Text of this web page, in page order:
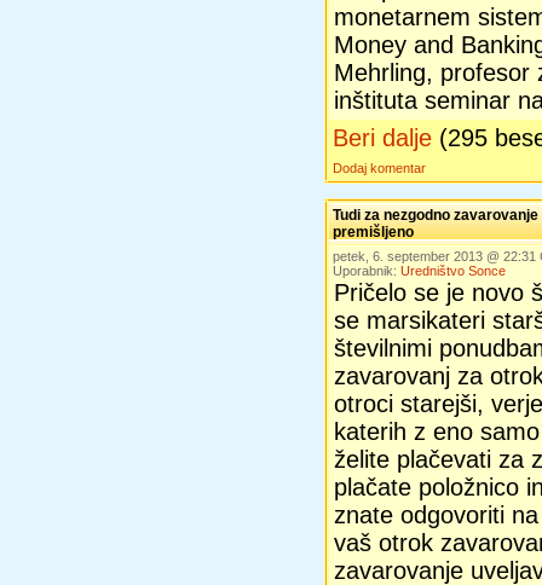
monetarnem
Money and
Mehrling, profesor
inštituta seminar
Beri dalje (295
Dodaj komentar
Tudi za nezgodno
premišljeno
petek, 6. september 2013 @ 22:31
Uporabnik: Uredništvo Sonce
Pričelo se je novo
se marsikateri
številnimi
zavarovanj za
otroci starejši,
katerih z eno
želite plačevati za
plačate položnico
znate odgovoriti
vaš otrok
zavarovanje